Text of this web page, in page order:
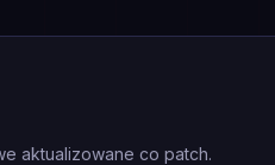
aktualizowane co patch.